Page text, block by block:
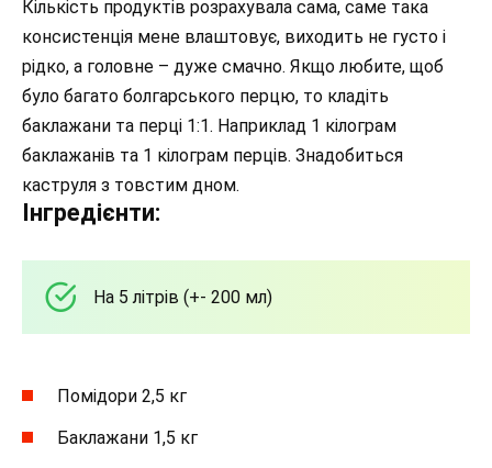
Кількість продуктів розрахувала сама, саме така
консистенція мене влаштовує, виходить не густо і
рідко, а головне – дуже смачно. Якщо любите, щоб
було багато болгарського перцю, то кладіть
баклажани та перці 1:1. Наприклад 1 кілограм
баклажанів та 1 кілограм перців. Знадобиться
каструля з товстим дном.
Інгредієнти:
На 5 літрів (+- 200 мл)
Помідори 2,5 кг
Баклажани 1,5 кг